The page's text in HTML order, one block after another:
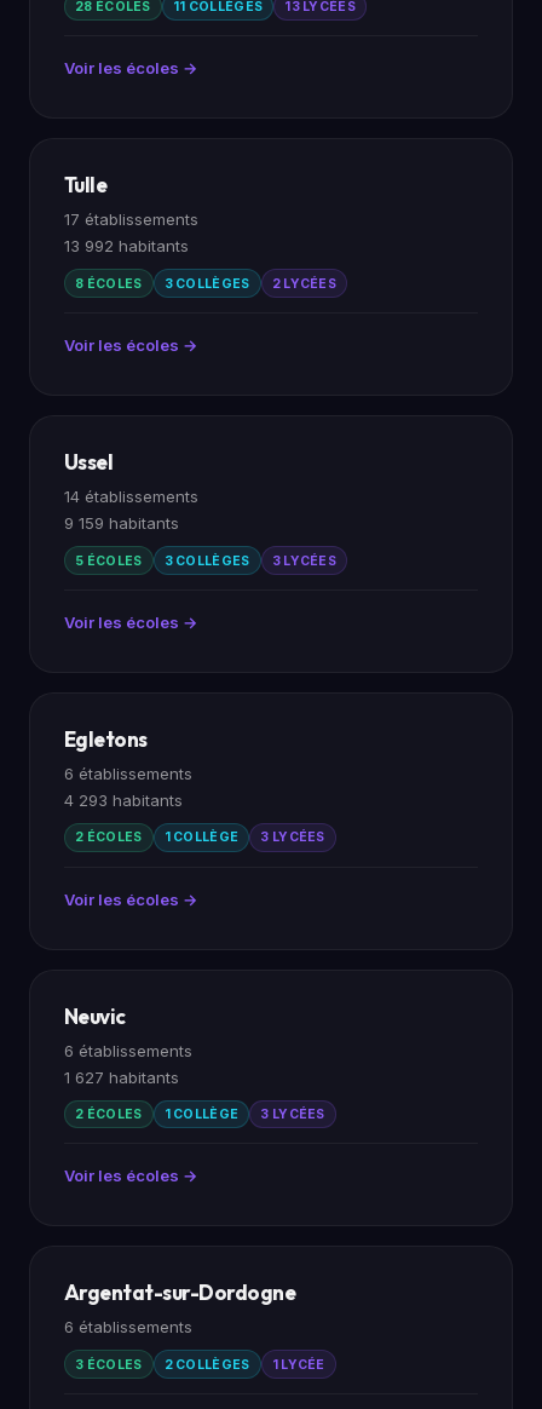
28 ÉCOLES 11 COLLÈGES 13 LYCÉES
Voir les écoles →
Tulle
17 établissements
13 992 habitants
8 ÉCOLES 3 COLLÈGES 2 LYCÉES
Voir les écoles →
Ussel
14 établissements
9 159 habitants
5 ÉCOLES 3 COLLÈGES 3 LYCÉES
Voir les écoles →
Egletons
6 établissements
4 293 habitants
2 ÉCOLES 1 COLLÈGE 3 LYCÉES
Voir les écoles →
Neuvic
6 établissements
1 627 habitants
2 ÉCOLES 1 COLLÈGE 3 LYCÉES
Voir les écoles →
Argentat-sur-Dordogne
6 établissements
3 ÉCOLES 2 COLLÈGES 1 LYCÉE